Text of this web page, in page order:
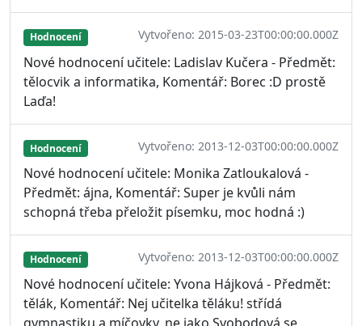
Hodnocení Vytvořeno: 2015-03-23T00:00:00.000Z
Nové hodnocení učitele: Ladislav Kučera - Předmět:
tělocvik a informatika, Komentář: Borec :D prostě
Laďa!
Hodnocení Vytvořeno: 2013-12-03T00:00:00.000Z
Nové hodnocení učitele: Monika Zatloukalová -
Předmět: ájna, Komentář: Super je kvůli nám
schopná třeba přeložit písemku, moc hodná :)
Hodnocení Vytvořeno: 2013-12-03T00:00:00.000Z
Nové hodnocení učitele: Yvona Hájková - Předmět:
tělák, Komentář: Nej učitelka těláku! střídá